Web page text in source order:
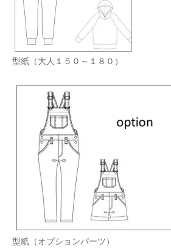
型紙（大人１５０～１８０）
型紙（オプションパーツ）